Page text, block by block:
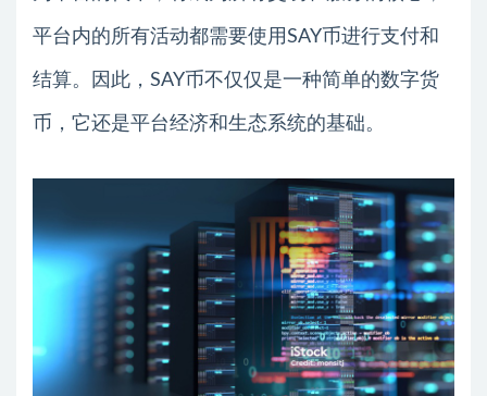
平台内的所有活动都需要使用SAY币进行支付和
结算。因此，SAY币不仅仅是一种简单的数字货
币，它还是平台经济和生态系统的基础。